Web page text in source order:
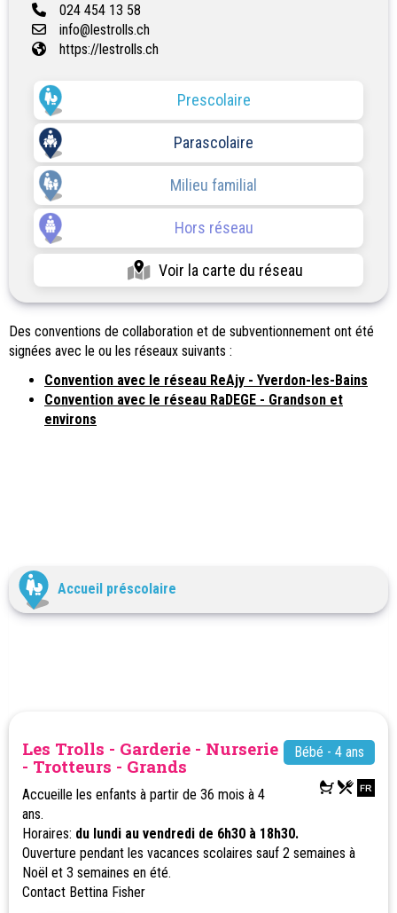
024 454 13 58
info@lestrolls.ch
https://lestrolls.ch
Prescolaire
Parascolaire
Milieu familial
Hors réseau
Voir la carte du réseau
Des conventions de collaboration et de subventionnement ont été
signées avec le ou les réseaux suivants :
Convention avec le réseau ReAjy - Yverdon-les-Bains
Convention avec le réseau RaDEGE - Grandson et
environs
Accueil préscolaire
Bébé - 4 ans
Les Trolls - Garderie - Nurserie
- Trotteurs - Grands
Accueille les enfants à partir de 36 mois à 4
ans.
Horaires: du lundi au vendredi de 6h30 à 18h30.
Ouverture pendant les vacances scolaires sauf 2 semaines à
Noël et 3 semaines en été.
Contact Bettina Fisher